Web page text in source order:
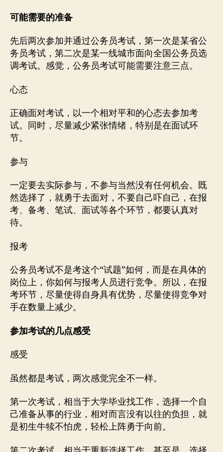
可能需要的准备
先后两次参加并通过公务员考试，第一次是某省公
务员考试，第二次是某一线城市面向全国公务员选
调考试。感觉，公务员考试可能需要注意三点。
心态
正确面对考试，以一个相对平和的心态去参加考
试。同时，尽量减少紧张情绪，特别是在面试环
节。
参与
一定要去实际参与，不参与当然没有任何机会。既
然选择了，就勇于去面对，不要自己吓自己，在报
考、备考、笔试、面试等各个环节，都要认真对
待。
报考
公务员考试不是考这个“试题”如何，而是在具体的
岗位上，你如何与报考人员进行竞争。所以，在报
考环节，尽量使得自身具有优势，尽量使得竞争对
手在数量上减少。
参加考试的几点感受
感受
虽然都是考试，两次感觉完全不一样。
第一次考试，相当于大学毕业找工作，选择一个自
己准备从事的行业，相对而言没有以往的负担，就
是初生牛犊不怕虎，轻松上阵勇于向前。